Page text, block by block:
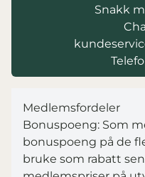
Snakk
Medlemsfordeler
Bonuspoeng: Som
bonuspoeng på de
bruke som rabatt